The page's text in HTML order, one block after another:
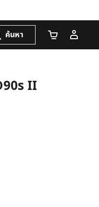
ค้นหา จำนวนรถเข็น
II